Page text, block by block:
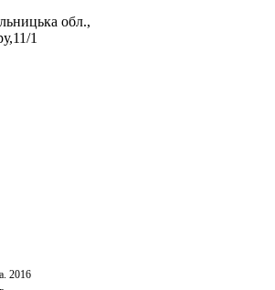
обл.,
1
2016